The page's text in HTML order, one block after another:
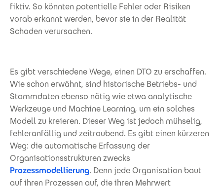
fiktiv. So könnten potentielle Fehler oder Risiken
vorab erkannt werden, bevor sie in der Realität
Schaden verursachen.
Es gibt verschiedene Wege, einen DTO zu erschaffen.
Wie schon erwähnt, sind historische Betriebs- und
Stammdaten ebenso nötig wie etwa analytische
Werkzeuge und Machine Learning, um ein solches
Modell zu kreieren. Dieser Weg ist jedoch mühselig,
fehleranfällig und zeitraubend. Es gibt einen kürzeren
Weg: die automatische Erfassung der
Organisationsstrukturen zwecks
Prozessmodellierung. Denn jede Organisation baut
auf ihren Prozessen auf, die ihren Mehrwert